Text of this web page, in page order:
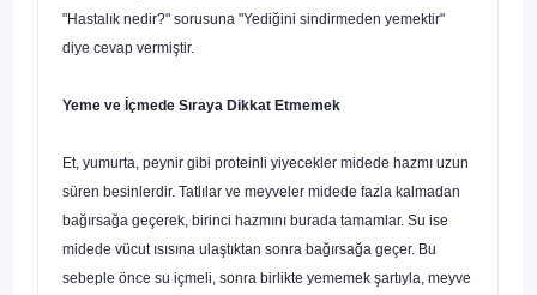
"Hastalık nedir?" soru­suna "Yediğini sindirmeden yemektir"
diye cevap vermiştir.
Yeme ve İçmede Sıraya Dikkat Etmemek
Et, yumurta, peynir gibi proteinli yiyecekler midede hazmı uzun
süren besinlerdir. Tatlılar ve meyveler midede fazla kalmadan
bağırsağa geçerek, birinci hazmını burada tamamlar. Su ise
midede vücut ısısına ulaştıktan sonra bağırsağa geçer. Bu
sebeple önce su içmeli, sonra birlikte yememek şartıyla, meyve